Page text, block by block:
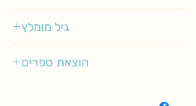
גיל מומלץ
הוצאת ספרים